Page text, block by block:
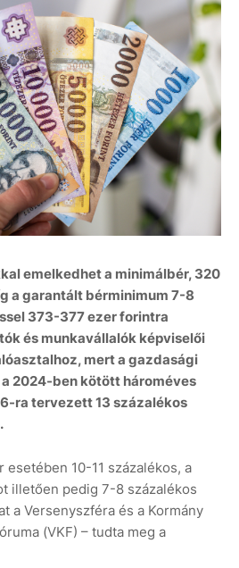
emelkedhet a minimálbér, 320
a garantált bérminimum 7-8
373-377 ezer forintra
és munkavállalók képviselői
mert a gazdasági
2024-ben kötött hároméves
ra tervezett 13 százalékos
10-11 százalékos, a
illetően pedig 7-8 százalékos
a Versenyszféra és a Kormány
(VKF) – tudta meg a